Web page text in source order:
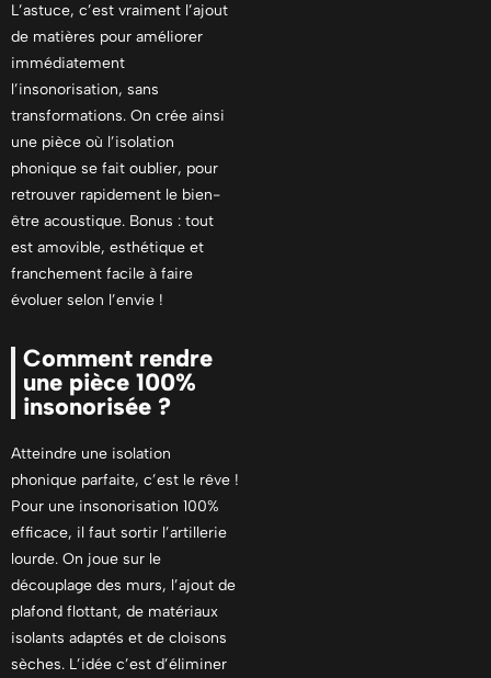
L’astuce, c’est vraiment l’ajout
de matières pour améliorer
immédiatement
l’insonorisation, sans
transformations. On crée ainsi
une pièce où l’isolation
phonique se fait oublier, pour
retrouver rapidement le bien-
être acoustique. Bonus : tout
est amovible, esthétique et
franchement facile à faire
évoluer selon l’envie !
Comment rendre
une pièce 100%
insonorisée ?
Atteindre une isolation
phonique parfaite, c’est le rêve !
Pour une insonorisation 100%
efficace, il faut sortir l’artillerie
lourde. On joue sur le
découplage des murs, l’ajout de
plafond flottant, de matériaux
isolants adaptés et de cloisons
sèches. L’idée c’est d’éliminer